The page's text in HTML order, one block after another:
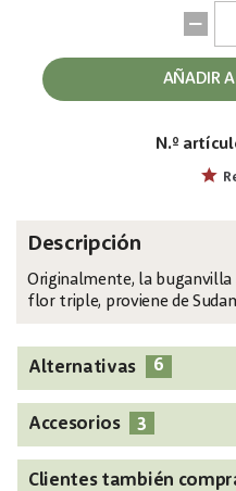
AÑADIR
N.º
Descripción
Originalmente, la
flor triple, proviene de
Alternativas 6
Accesorios 3
Clientes también